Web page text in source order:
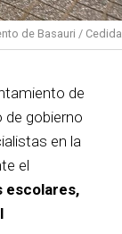
de Basauri / Cedida
de
de gobierno
en la
el
escolares,